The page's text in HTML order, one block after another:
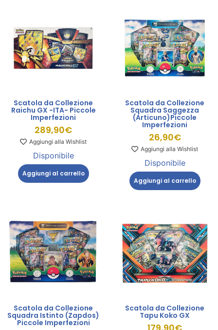
Scatola da Collezione
Raichu GX -ITA- Piccole
Imperfezioni
289,90€
Aggiungi alla Wishlist
Disponibile
Aggiungi al carrello
Scatola da Collezione
Squadra Saggezza
(Articuno)Piccole
Imperfezioni
26,90€
Aggiungi alla Wishlist
Disponibile
Aggiungi al carrello
Scatola da Collezione
Squadra Istinto (Zapdos)
Piccole Imperfezioni
Scatola da Collezione
Tapu Koko GX